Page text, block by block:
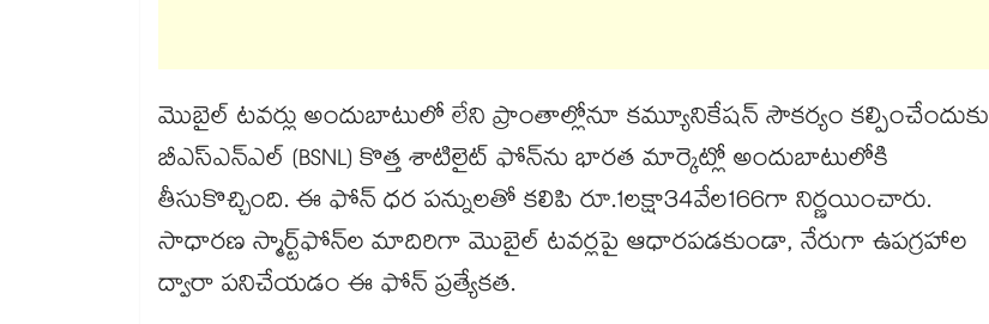
మొబైల్ టవర్లు అందుబాటులో లేని ప్రాంతాల్లోనూ కమ్యూనికేషన్ సౌకర్యం కల్పించేందుకు
బీఎస్ఎన్ఎల్ (BSNL) కొత్త శాటిలైట్ ఫోన్‌ను భారత మార్కెట్లో అందుబాటులోకి
తీసుకొచ్చింది. ఈ ఫోన్ ధర పన్నులతో కలిపి రూ.1లక్షా34వేల166గా నిర్ణయించారు.
సాధారణ స్మార్ట్‌ఫోన్‌ల మాదిరిగా మొబైల్ టవర్లపై ఆధారపడకుండా, నేరుగా ఉపగ్రహాల
ద్వారా పనిచేయడం ఈ ఫోన్ ప్రత్యేకత.